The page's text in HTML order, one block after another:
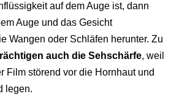
auf dem Auge ist, dann
Auge und das Gesicht
Wangen oder Schläfen herunter. Zu
auch die Sehschärfe, weil
Film störend vor die Hornhaut und
legen.